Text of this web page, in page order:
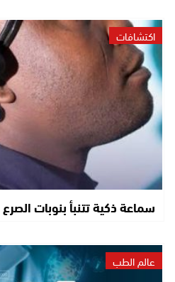
اكتشافات
سماعة ذكية تتنبأ بنوبات
عالم الطب